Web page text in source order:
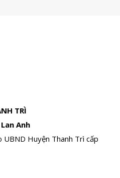
TRÌ
Anh
UBND Huyện Thanh Trì cấp